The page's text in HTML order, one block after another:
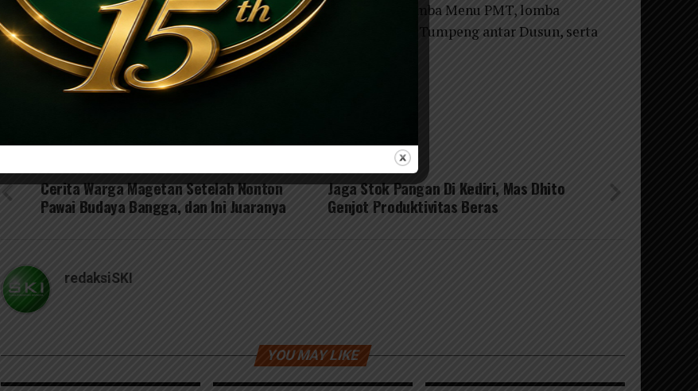
dilaksanakan pada minggu-minggu sebelumnya yaitu meliputi lomba Menu PMT, lomba
Merangkai Buket, lomba Senam Lansia dan Pra-Lansia, dan lomba Tumpeng antar Dusun, serta
lomba Kebersihan dan Keindahan Lingkungan antar Dusun.
Jurnalis: Ahmad Hakimi.
Jaga Stok Pangan Di Kediri, Mas Dhito
Genjot Produktivitas Beras
Cerita Warga Magetan Setelah Nonton
Pawai Budaya Bangga, dan Ini Juaranya
redaksiSKI
YOU MAY LIKE